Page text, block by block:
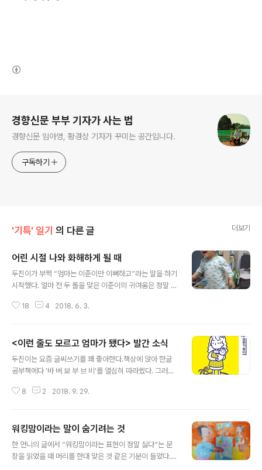
경향신문 부부 기자가 사는 법
경향신문 임아영, 황경상 기자가 꾸미는 공간입니다.
구독하기
'기특' 일기 의 다른 글 더보기
어린 시절 나와 화해하게 될 때
두진이가 부쩍 “엄마는 이준이만 이뻐하고”라는 말을 하기
시작했다. 얼마 전 두 돌을 맞은 이준이의 귀여움은 정말 말
때는 ‘이렇게 이쁜 강아지를 본 적이 있나’ 라는 생각이 들
아지(?)를 안고 “우리 천사가 어디서 왔나, 하늘에서 내려
왔나”라고 말하면서 뽀뽀를 퍼부을 때 두진이의 입은 삐쭉
거린다. 그리고 바로 툭 튀어 나오는 말. “엄마는 이준이만
이 클까봐 걱정을 많이 했다. 내가 첫째이기 때문에 둘째에
18 4 2018. 6. 3.
<이런 줄도 모르고 엄마가 됐다> 발간 소식
두진이는 요즘 글씨쓰기를 꽤 좋아한다.책상에 앉아 한글
공부책에다 '바 버 보 부 브 비'를 열심히 따라썼다. 그러고
적었어? 물으니 밑에 "쁘 뿌 삐" 라고 잘못 쓴 글자들을 가
를 뚫고 바닥까지 진격했다. 걸레를 가져와 매트를 뒤집고
오줌을 닦고 하느라 정신이 없었던 나는 "왜 80점이야? 하
려고 하는 의지만 있다면 언제나 100점이야~" 하고 지나
8 2 2018. 9. 29.
워킹맘이라는 말이 숨기려는 것
한 언니의 글에서 “워킹맘이라는 표현이 정말 싫다”는 문
장을 읽었을 때 머리를 한대 맞은 것 같은 기분이 들었다.